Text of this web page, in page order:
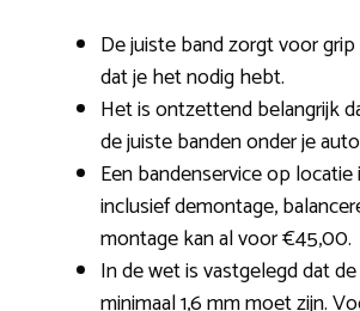
De juiste band zorgt voor
dat je het nodig hebt.
Het is ontzettend belangrijk
de juiste banden onder je
Een bandenservice op
inclusief demontage,
montage kan al voor €45,00.
In de wet is vastgelegd dat
minimaal 1,6 mm moet zijn.